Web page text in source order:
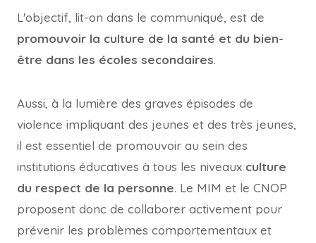
L'objectif, lit-on dans le communiqué, est de
promouvoir la culture de la santé et du bien-
être dans les écoles secondaires.
Aussi, à la lumière des graves épisodes de
violence impliquant des jeunes et des très jeunes,
il est essentiel de promouvoir au sein des
institutions éducatives à tous les niveaux culture
du respect de la personne. Le MIM et le CNOP
proposent donc de collaborer activement pour
prévenir les problèmes comportementaux et